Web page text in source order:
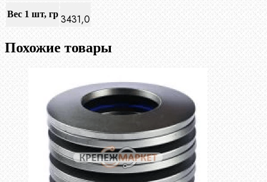
Вес 1 шт, гр 3431,0
Похожие товары